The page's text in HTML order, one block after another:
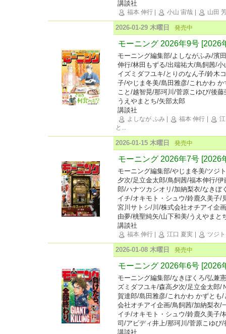
講談社
福本 伸行 小山 宙哉 山田
2026-01-29 木曜日 発売中
モーニング 2026年9号 [2026
モーニング編集部/よしながふみ/濱
伸行/林田もずる/出端祐大/鳥飼茜/
イズミダフユキ/とりのなん子/鈴木
子/やじま冬美/島田雅彦/これかわ
こと/越智晃/那珂川/菅原こゆび/後
うえやまとち/矢部太郎
講談社
よしなが ふみ 福本 伸行
と ...
2026-01-15 木曜日 発売中
モーニング 2026年7号 [2026
モーニング編集部/やじま冬美/ツジ
夕次/足立金太郎/鳥飼茜/福本伸行/
郎/ハナツカシオリ/加納梨衣/なきぼ
イチ/オキモト・シュウ/鈴鹿久美子/
宮川サトシ/川/株式会社オチアイ企
由夢/桃聖純矢/山下和美/うえやまと
講談社
福本 伸行 江口 夏実 ツジ
2026-01-08 木曜日 発売中
モーニング 2026年6号 [2026
モーニング編集部/なきぼくろ/弘兼
ズミダフユキ/森高夕次/足立金太郎/
賀達郎/島田雅彦/これかわ かずとも
会社オチアイ企画/鳥飼茜/加納梨衣/
イチ/オキモト・シュウ/鈴鹿久美子/
司/アビディ井上/那珂川/菅原こゆび
講談社